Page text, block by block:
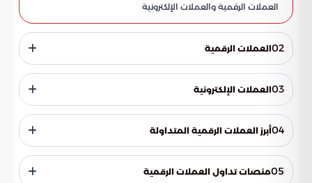
العملات الرقمية والعملات الإلكترونية
02العملات الرقمية
كما ذكرنا، العملات الرقمية هي عملات افتراضية أو أصول رقمية
ليس لها وجود مادي، مثل البيتكوين. تتميز بأنها قابلة للصرف
والتحويل إلى العملات النقدية العادية، مثل تحويل البيتكوين إلى
03العملات الإلكترونية
العملات الإلكترونية هي الأموال الموجودة فعليًا على أرض الواقع،
كالريال والدينار، ولكنها مخزنة بشكل إلكتروني. يُطلق عليها عملة
إلكترونية مخزنة على حسابات إلكترونية، مثل الأموال في الحسابات
الحسابات إلكترونيًا دون الحاجة لنقلها يدويًا. أنواع العملات الرقمية
04أبرز العملات الرقمية المتداولة
منذ انطلاقة الأصول الرقمية في عام 2009 مع عملة البيتكوين،
ظهرت العديد من العملات الرقمية. فيما يلي أبرز خمسة أنواع
وأكثرها تداولًا: عملة البيتكوين و عملة الريبل الرقمية هما الأشهر
05منصات تداول العملات الرقمية